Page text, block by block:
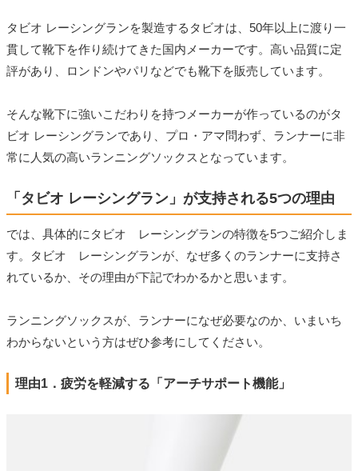
タビオ レーシングランを製造するタビオは、50年以上に渡り一
貫して靴下を作り続けてきた国内メーカーです。高い品質に定
評があり、ロンドンやパリなどでも靴下を販売しています。
そんな靴下に強いこだわりを持つメーカーが作っているのがタ
ビオ レーシングランであり、プロ・アマ問わず、ランナーに非
常に人気の高いランニングソックスとなっています。
「タビオ レーシングラン」が支持される5つの理由
では、具体的にタビオ レーシングランの特徴を5つご紹介しま
す。タビオ レーシングランが、なぜ多くのランナーに支持さ
れているか、その理由が下記でわかるかと思います。
ランニングソックスが、ランナーになぜ必要なのか、いまいち
わからないという方はぜひ参考にしてください。
理由1．疲労を軽減する「アーチサポート機能」